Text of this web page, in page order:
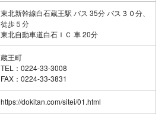
東北新幹線白石蔵王駅 バス 35分 バス３０分、
徒歩５分
東北自動車道白石ＩＣ 車 20分
蔵王町
TEL：0224-33-3008
FAX：0224-33-3831
https://dokitan.com/sitei/01.html